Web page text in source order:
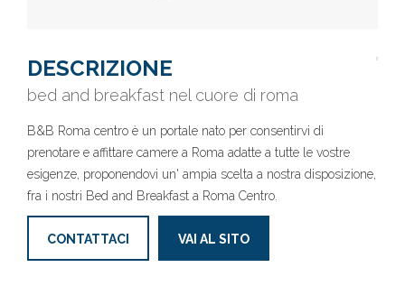
DESCRIZIONE
bed and breakfast nel cuore di roma
B&B Roma centro è un portale nato per consentirvi di
prenotare e affittare camere a Roma adatte a tutte le vostre
esigenze, proponendovi un' ampia scelta a nostra disposizione,
fra i nostri Bed and Breakfast a Roma Centro.
CONTATTACI VAI AL SITO